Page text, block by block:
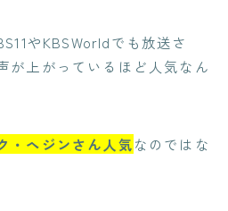
やKBSWorldでも放送さ
が上がっているほど人気なん
・ヘジンさん人気なのではな